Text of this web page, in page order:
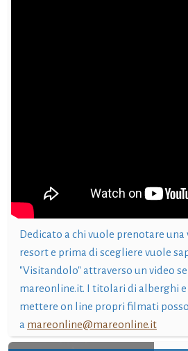
Dedicato a chi vuole prenotare una
resort e prima di scegliere vuole
"Visitandolo" attraverso un video
mareonline.it. I titolari di alberghi
mettere on line propri filmati
a mareonline@mareonline.it